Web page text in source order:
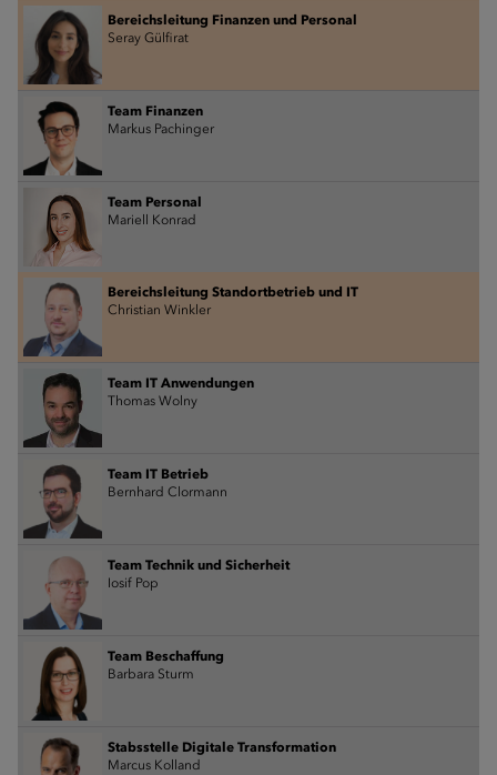
Bereichsleitung Finanzen und Personal
Seray Gülfirat
Team Finanzen
Markus Pachinger
Team Personal
Mariell Konrad
Bereichsleitung Standortbetrieb und IT
Christian Winkler
Team IT Anwendungen
Thomas Wolny
Team IT Betrieb
Bernhard Clormann
Team Technik und Sicherheit
Iosif Pop
Team Beschaffung
Barbara Sturm
Stabsstelle Digitale Transformation
Marcus Kolland